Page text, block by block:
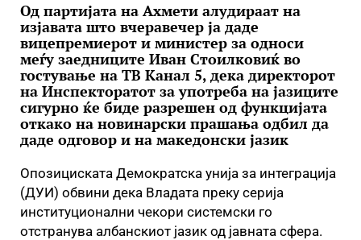
Од партијата на Ахмети алудираат на
изјавата што вчеравечер ја даде
вицепремиерот и министер за односи
меѓу заедниците Иван Стоилковиќ во
гостување на ТВ Канал 5, дека директорот
на Инспекторатот за употреба на јазиците
сигурно ќе биде разрешен од функцијата
откако на новинарски прашања одбил да
даде одговор и на македонски јазик
Опозициската Демократска унија за интеграција
(ДУИ) обвини дека Владата преку серија
институционални чекори системски го
отстранува албанскиот јазик од јавната сфера.